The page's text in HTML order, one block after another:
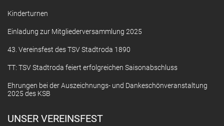
Kinderturnen
Einladung zur Mitgliederversammlung 2025
43. Vereinsfest des TSV Stadtroda 1890
TT: TSV Stadtroda feiert erfolgreichen Saisonabschluss
Ehrungen bei der Auszeichnungs- und Dankeschönveranstaltung
2025 des KSB
UNSER VEREINSFEST